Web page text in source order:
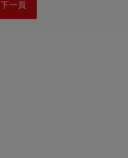
下一頁